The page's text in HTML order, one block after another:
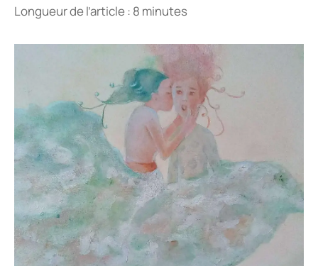
Longueur de l’article : 8 minutes